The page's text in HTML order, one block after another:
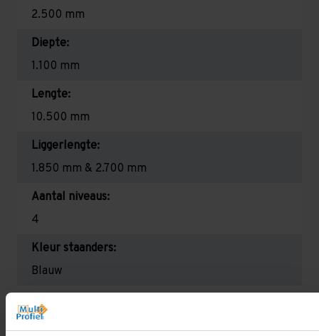
2.500 mm
Diepte:
1.100 mm
Lengte:
10.500 mm
Liggerlengte:
1.850 mm & 2.700 mm
Aantal niveaus:
4
Kleur staanders:
Blauw
2.650 kg (1.325 kg per pallet) & 2.700 mm is